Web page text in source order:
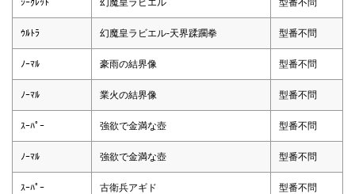
ｼｰｸﾚｯﾄ 幻魔皇ラビエル 型番不問
ｳﾙﾄﾗ 幻魔皇ラビエル-天界蹂躙拳 型番不問
ﾉｰﾏﾙ 豪雨の結界像 型番不問
ﾉｰﾏﾙ 業火の結界像 型番不問
ｽｰﾊﾟｰ 強欲で金満な壺 型番不問
ﾉｰﾏﾙ 強欲で金満な壺 型番不問
ｽｰﾊﾟｰ 古衛兵アギド 型番不問